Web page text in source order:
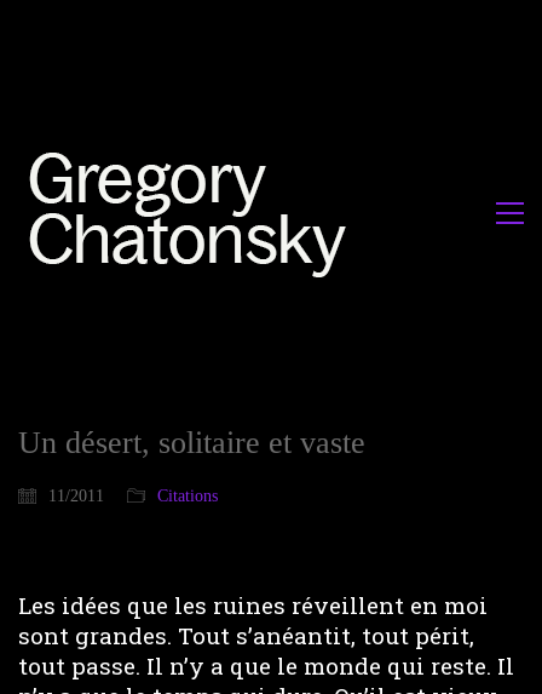
Un désert, solitaire et vaste
11/2011 Citations
Les idées que les ruines réveillent en moi
sont grandes. Tout s’anéantit, tout périt,
tout passe. Il n’y a que le monde qui reste. Il